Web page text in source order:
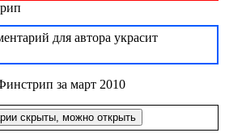
для автора украсит
за март 2010
скрыты, можно открыть